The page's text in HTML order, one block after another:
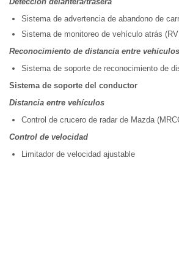
Sistema de advertencia de abandono de
Sistema de monitoreo de vehículo atrás
Reconocimiento de distancia entre vehículos
Sistema de soporte de reconocimiento de
Sistema de soporte del conductor
Distancia entre vehículos
Control de crucero de radar de Mazda
Control de velocidad
Limitador de velocidad ajustable